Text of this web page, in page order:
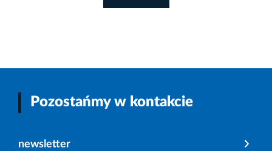
Pozostańmy w kontakcie
newsletter